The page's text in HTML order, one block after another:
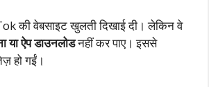
की वेबसाइट खुलती दिखाई दी। लेकिन वे
या ऐप डाउनलोडनहीं कर पाए। इससे
हो गईं।